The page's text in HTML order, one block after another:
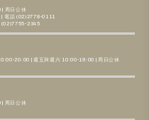
周日公休
| 電話 (02)2778-0111
(02)7755-2345
20:00 | 週五與週六 10:00-19:00 | 周日公休
周日公休